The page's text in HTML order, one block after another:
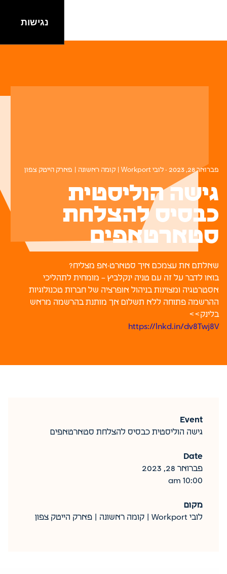
Careers
פברואר 28, 2023 - לובי Workport | קומה ראשונה | פארק הייטק צפון
גישה הוליסטית
כבסיס להצלחת
סטארטאפים
שאלתם את עצמכם איך סטארט-אפ מצליח?
בואו לדבר על זה עם טניה ינקלביץ – מומחית לתהליכי
אסטרטגיה ומצוינות בניהול אופרציה של חברות טכנולוגיות
ההרשמה פתוחה ללא תשלום אך מותנת בהרשמה מראש
בלינק>>
https://lnkd.in/dv8Twj8V
Event
גישה הוליסטית כבסיס להצלחת סטארטאפים
Date
פברואר 28, 2023
10:00 am
מקום
לובי Workport | קומה ראשונה | פארק הייטק צפון
נגישות